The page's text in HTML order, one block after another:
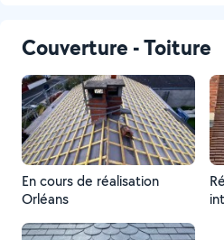
Couverture - Toiture
En cours de réalisation
Orléans